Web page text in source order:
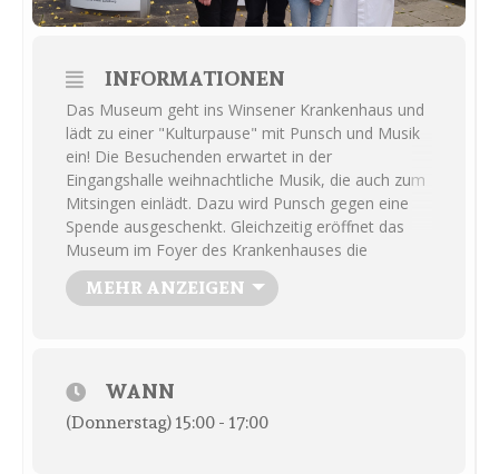
INFORMATIONEN
Das Museum geht ins Winsener Krankenhaus und
lädt zu einer "Kulturpause" mit Punsch und Musik
ein! Die Besuchenden erwartet in der
Eingangshalle weihnachtliche Musik, die auch zum
Mitsingen einlädt. Dazu wird Punsch gegen eine
Spende ausgeschenkt. Gleichzeitig eröffnet das
Museum im Foyer des Krankenhauses die
Wanderausstellung „Winsen in 25 Jahren“, die dort
für mehrere Wochen zu sehen sein wird. Der 18.
Krankenhausalltag ermöglichen soll. Neben diesen
Kulturpausen, in denen unterschiedliches
Programm angeboten wird, entsteht auch eine
MEHR ANZEIGEN
WANN
(Donnerstag) 15:00 - 17:00